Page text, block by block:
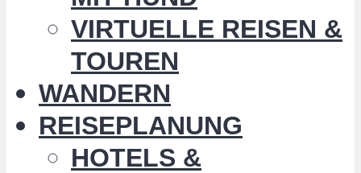
VIRTUELLE REISEN &
TOUREN
WANDERN
REISEPLANUNG
HOTELS &